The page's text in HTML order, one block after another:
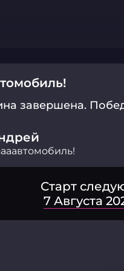
завершена.
Старт
7 Августа